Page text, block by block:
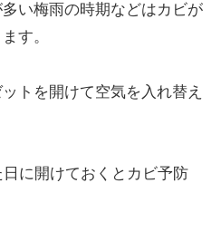
い梅雨の時期などはカビが
す。
トを開けて空気を入れ替え
に開けておくとカビ予防